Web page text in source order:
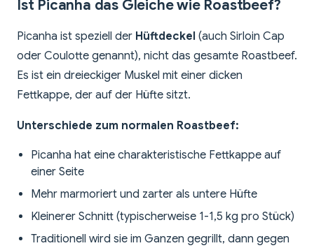
Ist Picanha das Gleiche wie Roastbeef?
Picanha ist speziell der Hüftdeckel (auch Sirloin Cap
oder Coulotte genannt), nicht das gesamte Roastbeef.
Es ist ein dreieckiger Muskel mit einer dicken
Fettkappe, der auf der Hüfte sitzt.
Unterschiede zum normalen Roastbeef:
Picanha hat eine charakteristische Fettkappe auf
einer Seite
Mehr marmoriert und zarter als untere Hüfte
Kleinerer Schnitt (typischerweise 1-1,5 kg pro Stück)
Traditionell wird sie im Ganzen gegrillt, dann gegen